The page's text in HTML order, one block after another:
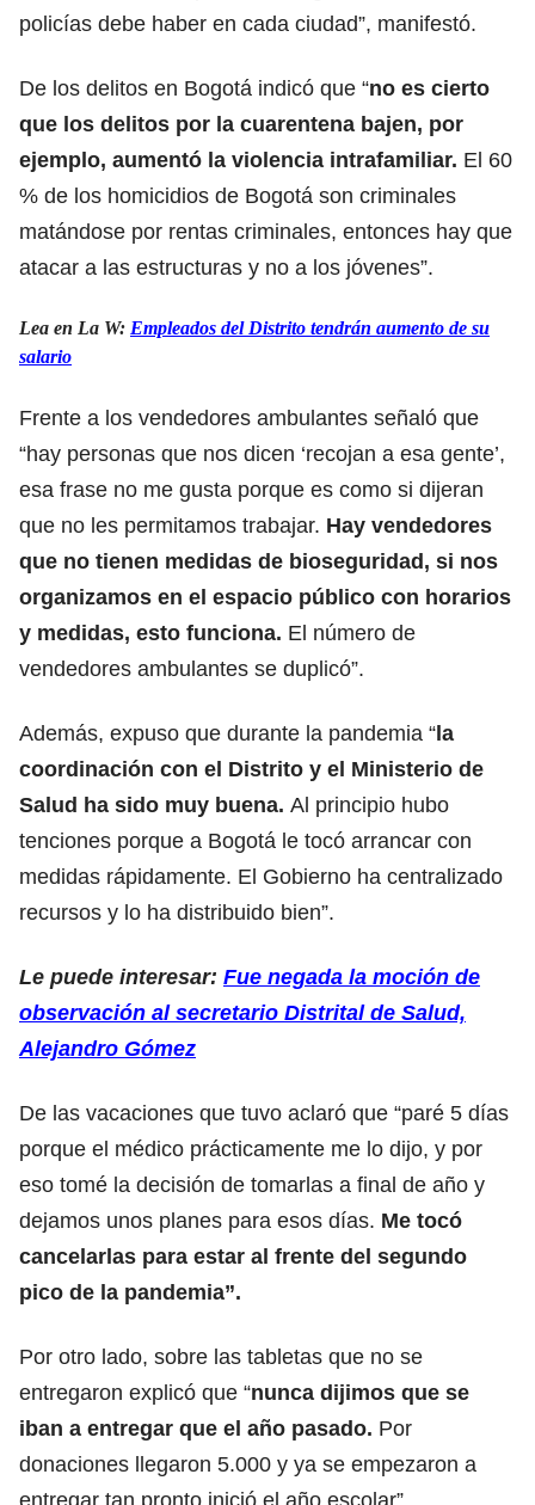
policías debe haber en cada ciudad”, manifestó.
De los delitos en Bogotá indicó que “no es cierto
que los delitos por la cuarentena bajen, por
ejemplo, aumentó la violencia intrafamiliar. El 60
% de los homicidios de Bogotá son criminales
matándose por rentas criminales, entonces hay que
atacar a las estructuras y no a los jóvenes”.
Lea en La W: Empleados del Distrito tendrán aumento de su
salario
Frente a los vendedores ambulantes señaló que
“hay personas que nos dicen ‘recojan a esa gente’,
esa frase no me gusta porque es como si dijeran
que no les permitamos trabajar. Hay vendedores
que no tienen medidas de bioseguridad, si nos
organizamos en el espacio público con horarios
y medidas, esto funciona. El número de
vendedores ambulantes se duplicó”.
Además, expuso que durante la pandemia “la
coordinación con el Distrito y el Ministerio de
Salud ha sido muy buena. Al principio hubo
tenciones porque a Bogotá le tocó arrancar con
medidas rápidamente. El Gobierno ha centralizado
recursos y lo ha distribuido bien”.
Le puede interesar: Fue negada la moción de
observación al secretario Distrital de Salud,
Alejandro Gómez
De las vacaciones que tuvo aclaró que “paré 5 días
porque el médico prácticamente me lo dijo, y por
eso tomé la decisión de tomarlas a final de año y
dejamos unos planes para esos días. Me tocó
cancelarlas para estar al frente del segundo
pico de la pandemia”.
Por otro lado, sobre las tabletas que no se
entregaron explicó que “nunca dijimos que se
iban a entregar que el año pasado. Por
donaciones llegaron 5.000 y ya se empezaron a
entregar tan pronto inició el año escolar”